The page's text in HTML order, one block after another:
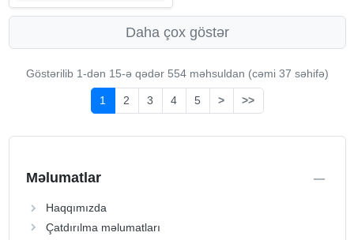
Daha çox göstər
Göstərilib 1-dən 15-ə qədər 554 məhsuldan (cəmi 37 səhifə)
1 2 3 4 5 > >>
Məlumatlar
Haqqımızda
Çatdırılma məlumatları